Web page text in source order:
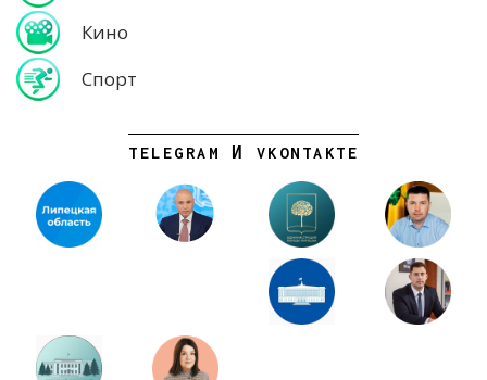
Кино
Спорт
TELEGRAM И VKONTAKTE